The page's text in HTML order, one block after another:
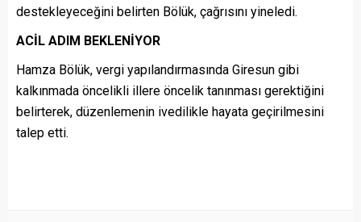
destekleyeceğini belirten Bölük, çağrısını yineledi.
ACİL ADIM BEKLENİYOR
Hamza Bölük, vergi yapılandırmasında Giresun gibi
kalkınmada öncelikli illere öncelik tanınması gerektiğini
belirterek, düzenlemenin ivedilikle hayata geçirilmesini
talep etti.